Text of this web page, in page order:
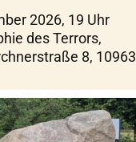
2026, 19 Uhr
des Terrors,
8, 10963